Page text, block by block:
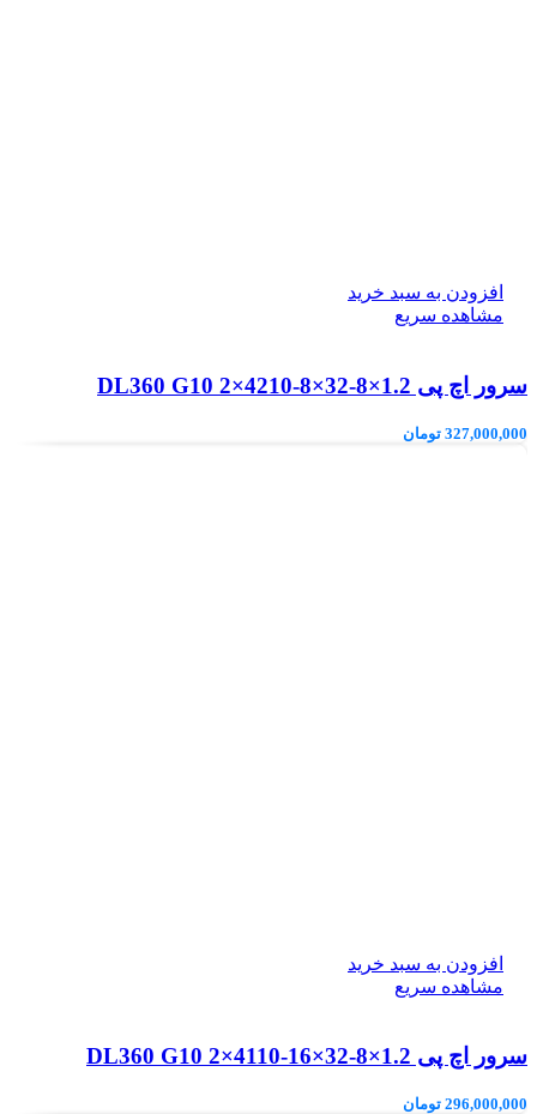
افزودن به سبد خرید
مشاهده سریع
سرور اچ پی DL360 G10 2×4210-8×32-8×1.2
327,000,000 تومان
افزودن به سبد خرید
مشاهده سریع
سرور اچ پی DL360 G10 2×4110-16×32-8×1.2
296,000,000 تومان